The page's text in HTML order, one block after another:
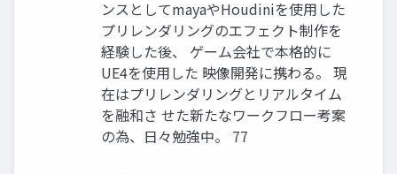
ンスとしてmayaやHoudiniを使用した
プリレンダリングのエフェクト制作を
経験した後、 ゲーム会社で本格的に
UE4を使用した 映像開発に携わる。 現
在はプリレンダリングとリアルタイム
を融和さ せた新たなワークフロー考案
の為、日々勉強中。 77